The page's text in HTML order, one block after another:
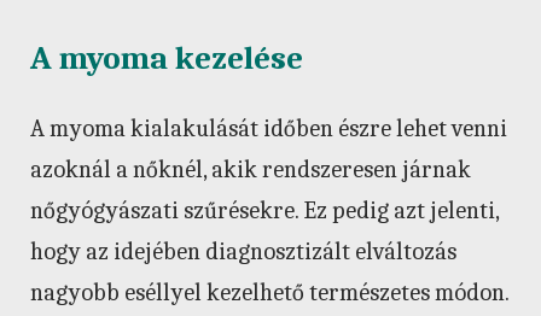
A myoma kezelése
A myoma kialakulását időben észre lehet venni
azoknál a nőknél, akik rendszeresen járnak
nőgyógyászati szűrésekre. Ez pedig azt jelenti,
hogy az idejében diagnosztizált elváltozás
nagyobb eséllyel kezelhető természetes módon.